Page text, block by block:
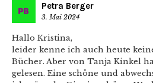
Petra Berger
3. Mai 2024
Hallo Kristina,
leider kenne ich auch heute
Bücher. Aber von Tanja Kinkel
gelesen. Eine schöne und